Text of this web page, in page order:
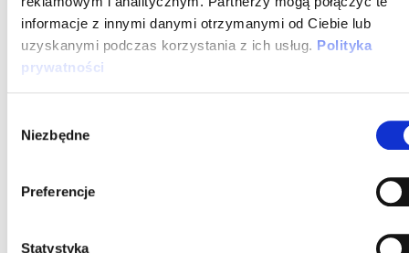
informacje z innymi danymi otrzymanymi od Ciebie lub
uzyskanymi podczas korzystania z ich usług. Polityka
prywatności
zgody
Niezbędne
Preferencje
Statystyka
Budżet na rozwój
Career growth budget na szkolenia,
Tak
Home office setup
MacBook z pełnym wyposażeniem